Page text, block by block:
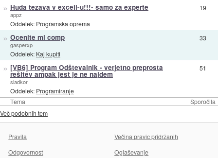
Tema Sporočila
» Huda tezava v excell-u!!!- samo za experte
appz
Oddelek: Programska oprema
19
» Ocenite mi comp
gasperxp
Oddelek: Kaj kupiti
33
» [VB6] Program Odštevalnik - verjetno preprosta
rešitev ampak jest je ne najdem
sladkor
Oddelek: Programiranje
51
Več podobnih tem
Pravila
Večina pravic pridržanih
Odgovornost
Oglaševanje